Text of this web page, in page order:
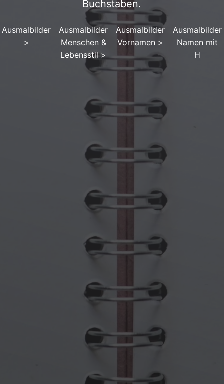
Buchstaben.
Ausmalbilder
>
Ausmalbilder
Menschen &
Lebensstil>
Ausmalbilder
Vornamen >
Ausmalbilder
Namen mit
H